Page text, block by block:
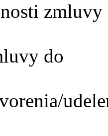
zmluvy
do